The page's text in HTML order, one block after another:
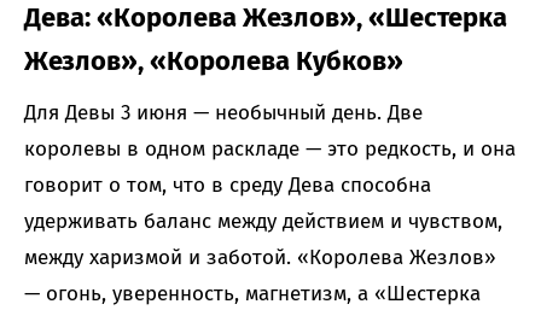
Дева: «Королева Жезлов», «Шестерка
Жезлов», «Королева Кубков»
Для Девы 3 июня — необычный день. Две
королевы в одном раскладе — это редкость, и она
говорит о том, что в среду Дева способна
удерживать баланс между действием и чувством,
между харизмой и заботой. «Королева Жезлов»
— огонь, уверенность, магнетизм, а «Шестерка